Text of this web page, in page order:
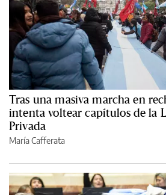
Tras una masiva marcha en
intenta voltear capítulos de la
Privada
María Cafferata